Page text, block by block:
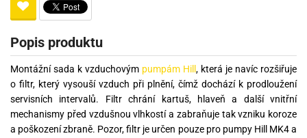
Popis produktu
Montážní sada k vzduchovým pumpám Hill , která je navíc rozšiřuje
o filtr, který vysouší vzduch při plnění, čímž dochází k prodloužení
servisních intervalů. Filtr chrání kartuš, hlaveň a další vnitřní
mechanismy před vzdušnou vlhkostí a zabraňuje tak vzniku koroze
a poškození zbraně. Pozor, filtr je určen pouze pro pumpy Hill MK4 a